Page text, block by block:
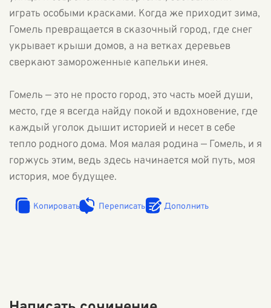
играть особыми красками. Когда же приходит зима,
Гомель превращается в сказочный город, где снег
укрывает крыши домов, а на ветках деревьев
сверкают замороженные капельки инея.
Гомель — это не просто город, это часть моей души,
место, где я всегда найду покой и вдохновение, где
каждый уголок дышит историей и несет в себе
тепло родного дома. Моя малая родина — Гомель, и я
горжусь этим, ведь здесь начинается мой путь, моя
история, мое будущее.
Копировать Переписать Дополнить